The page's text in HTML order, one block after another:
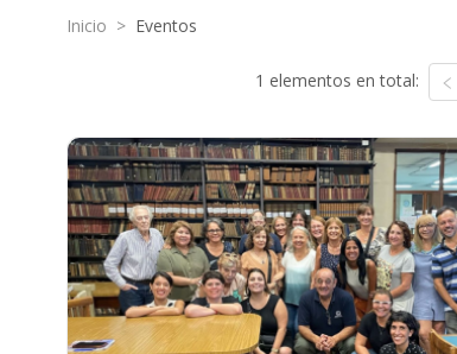
Inicio > Eventos
1 elementos en total: